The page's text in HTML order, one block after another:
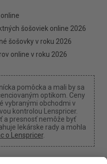
šošoviek online 2026
šošovky v roku 2026
online v roku 2026
pomôcka a mali by sa
optikom. Ceny
vybranými obchodmi v
kontrolou Lenspricer.
a presnosť nemôže byť
lekárske rady a mohla
o Lenspricer.